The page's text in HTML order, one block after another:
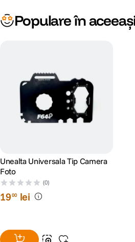
Populare în
Unealta Universala Tip Camera
Foto
(0)
1900 lei